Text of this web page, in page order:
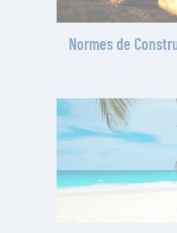
Normes de